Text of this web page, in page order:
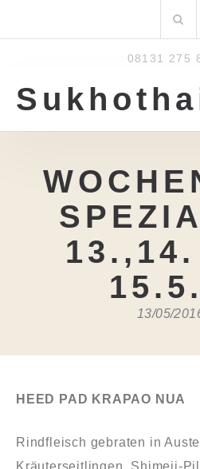
nach:
08131 275
13.,14.
13/05/
HEED PAD KRAPAO NUA
Rindfleisch gebraten in
Kräuterseitlingen, Shimeji-